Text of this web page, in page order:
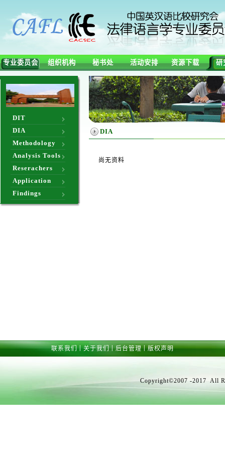
专业委员会 组织机构 秘书处 活动安排 资源下载 研
DIT
DIA
Methodology
Analysis Tools
Reserachers
Application
Findings
DIA
尚无资料
联系我们 | 关于我们 | 后台管理 | 版权声明
Copyright©2007 -2017 All